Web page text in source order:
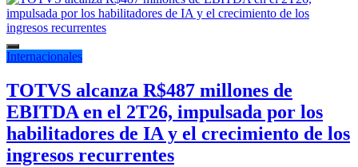
Internacionales
TOTVS alcanza R$487 millones de
EBITDA en el 2T26, impulsada por los
habilitadores de IA y el crecimiento de los
ingresos recurrentes